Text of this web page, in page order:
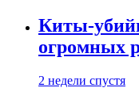
Киты-
огромных
2 недели спустя